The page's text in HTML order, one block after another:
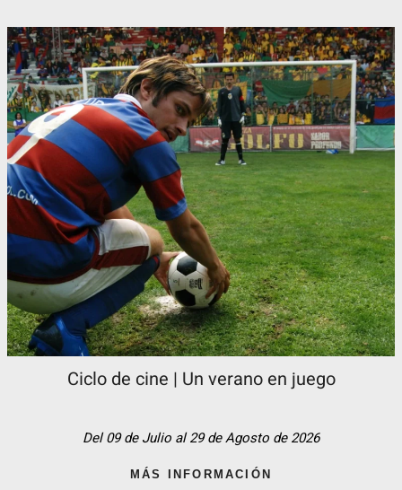
Ciclo de cine | Un verano en juego
Del 09 de Julio al 29 de Agosto de 2026
MÁS INFORMACIÓN